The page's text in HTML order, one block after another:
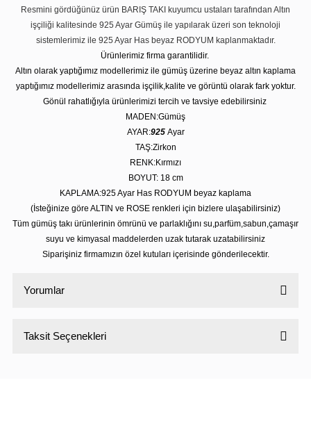
Resmini gördüğünüz ürün BARIŞ TAKI kuyumcu ustaları tarafından Altın
işçiliği kalitesinde 925 Ayar Gümüş ile yapılarak üzeri son teknoloji
sistemlerimiz ile 925 Ayar Has beyaz RODYUM kaplanmaktadır.
Ürünlerimiz firma garantilidir.
Altın olarak yaptığımız modellerimiz ile gümüş üzerine beyaz altın kaplama
yaptığımız modellerimiz arasında işçilik,kalite ve görüntü olarak fark yoktur.
Gönül rahatlığıyla ürünlerimizi tercih ve tavsiye edebilirsiniz
MADEN:Gümüş
AYAR:925 Ayar
TAŞ:Zirkon
RENK:Kırmızı
BOYUT: 18 cm
KAPLAMA:925 Ayar Has RODYUM beyaz kaplama
(İsteğinize göre ALTIN ve ROSE renkleri için bizlere ulaşabilirsiniz)
Tüm gümüş takı ürünlerinin ömrünü ve parlaklığını su,parfüm,sabun,çamaşır
suyu ve kimyasal maddelerden uzak tutarak uzatabilirsiniz
Siparişiniz firmamızın özel kutuları içerisinde gönderilecektir.
Yorumlar
Taksit Seçenekleri